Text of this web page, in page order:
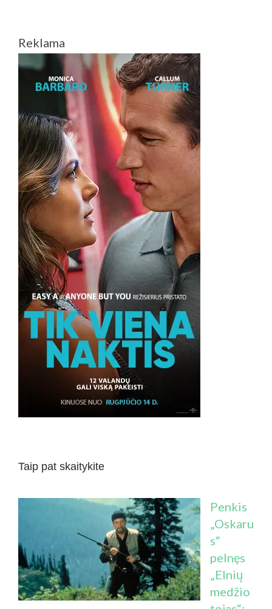
Reklama
Taip pat skaitykite
Penkis
„Oskaru
s“
pelnęs
„Elnių
medžio